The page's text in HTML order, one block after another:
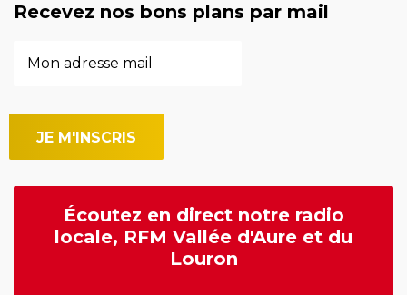
Recevez nos bons plans par mail
Écoutez en direct notre radio
locale, RFM Vallée d'Aure et du
Louron